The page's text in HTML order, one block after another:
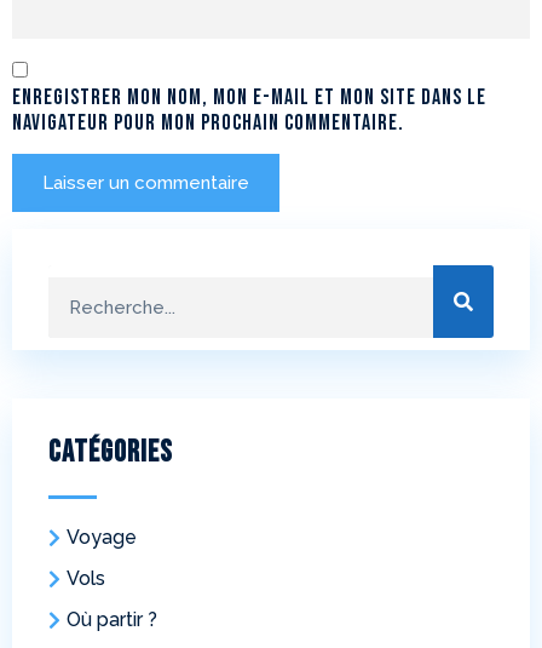
Enregistrer mon nom, mon e-mail et mon site dans le
navigateur pour mon prochain commentaire.
Catégories
Voyage
Vols
Où partir ?